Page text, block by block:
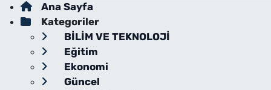
Ana Sayfa
Kategoriler
BİLİM VE TEKNOLOJİ
Eğitim
Ekonomi
Güncel